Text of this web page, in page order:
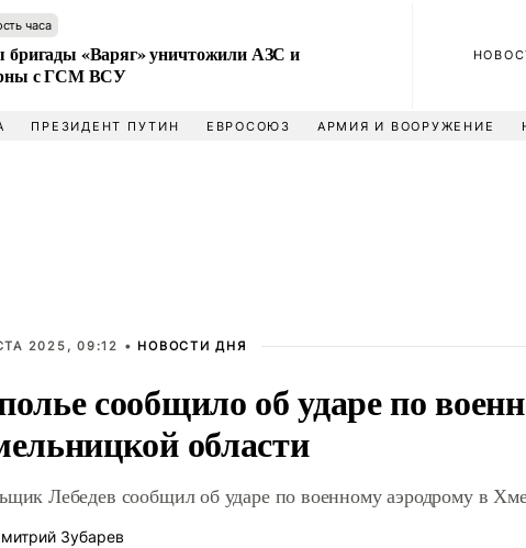
часа
бригады «Варяг» уничтожили АЗС и
с ГСМ ВСУ
ПРЕЗИДЕНТ ПУТИН ЕВРОСОЮЗ АРМИЯ И ВООРУЖЕНИЕ
2025, 09:12 • НОВОСТИ ДНЯ
сообщило об ударе по
области
Лебедев сообщил об ударе по военному аэродрому в
Зубарев